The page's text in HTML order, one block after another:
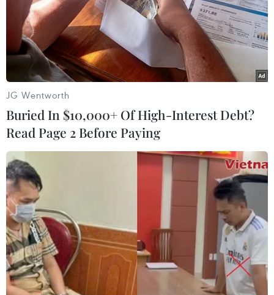
#Nắng nóng
#khí tượng
#biến đổi khí hậu
#thời tiết
#nguy cơ sốc nhiệt
#đột quỵ #thiếu nước
#cháy nổ
#khu dân cư
JG Wentworth
Buried In $10,000+ Of High-Interest Debt?
Read Page 2 Before Paying